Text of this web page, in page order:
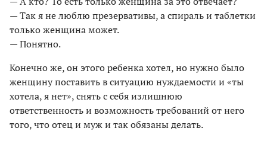
— Так я не люблю презервативы, а спираль и таблетки
только женщина может.
— Понятно.
Конечно же, он этого ребенка хотел, но нужно было
женщину поставить в ситуацию нуждаемости и «ты
хотела, я нет», снять с себя излишнюю
ответственность и возможность требований от него
того, что отец и муж и так обязаны делать.